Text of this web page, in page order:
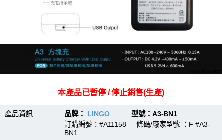
本產品已暫停 / 停止銷售(生產)
產品資訊 品牌： LINGO 型號：A3-BN1
訂購編號：#A11158 條碼/廠家型號 ：F #A3-
BN1